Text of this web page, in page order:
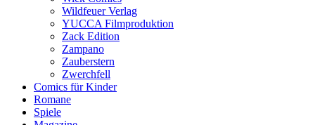
Wildfeuer Verlag
YUCCA Filmproduktion
Zack Edition
Zampano
Zauberstern
Zwerchfell
Comics für Kinder
Romane
Spiele